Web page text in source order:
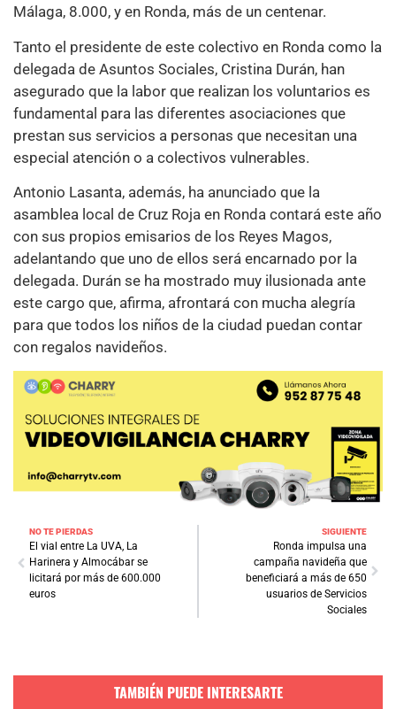
Málaga, 8.000, y en Ronda, más de un centenar.
Tanto el presidente de este colectivo en Ronda como la
delegada de Asuntos Sociales, Cristina Durán, han
asegurado que la labor que realizan los voluntarios es
fundamental para las diferentes asociaciones que
prestan sus servicios a personas que necesitan una
especial atención o a colectivos vulnerables.
Antonio Lasanta, además, ha anunciado que la
asamblea local de Cruz Roja en Ronda contará este año
con sus propios emisarios de los Reyes Magos,
adelantando que uno de ellos será encarnado por la
delegada. Durán se ha mostrado muy ilusionada ante
este cargo que, afirma, afrontará con mucha alegría
para que todos los niños de la ciudad puedan contar
con regalos navideños.
NO TE PIERDAS
El vial entre La UVA, La
Harinera y Almocábar se
licitará por más de 600.000
euros
SIGUIENTE
Ronda impulsa una
campaña navideña que
beneficiará a más de 650
usuarios de Servicios
Sociales
TAMBIÉN PUEDE INTERESARTE